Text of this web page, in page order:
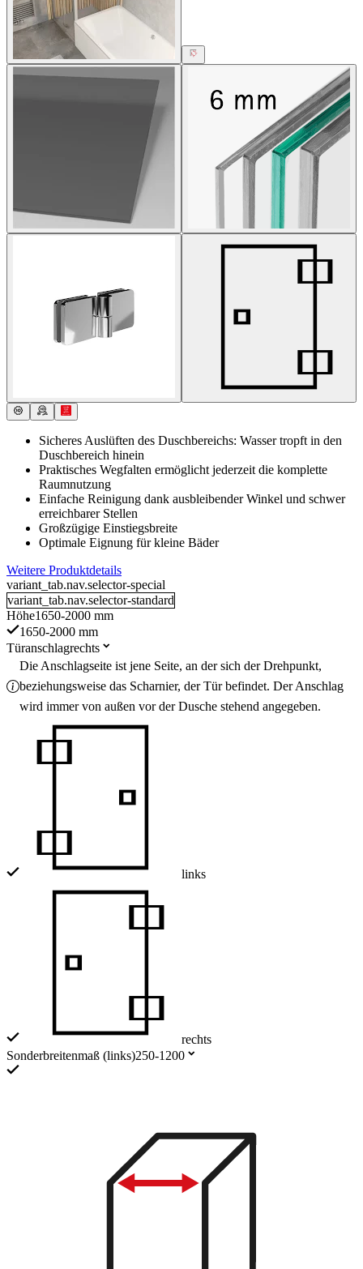
Sicheres Auslüften des Duschbereichs: Wasser tropft in den
Duschbereich hinein
Praktisches Wegfalten ermöglicht jederzeit die komplette
Raumnutzung
Einfache Reinigung dank ausbleibender Winkel und schwer
erreichbarer Stellen
Großzügige Einstiegsbreite
Optimale Eignung für kleine Bäder
Weitere Produktdetails
variant_tab.nav.selector-special
variant_tab.nav.selector-standard
Höhe1650-2000 mm
1650-2000 mm
Türanschlagrechts
Die Anschlagseite ist jene Seite, an der sich der Drehpunkt,
beziehungsweise das Scharnier, der Tür befindet. Der Anschlag
wird immer von außen vor der Dusche stehend angegeben.
links
rechts
Sonderbreitenmaß (links)250-1200